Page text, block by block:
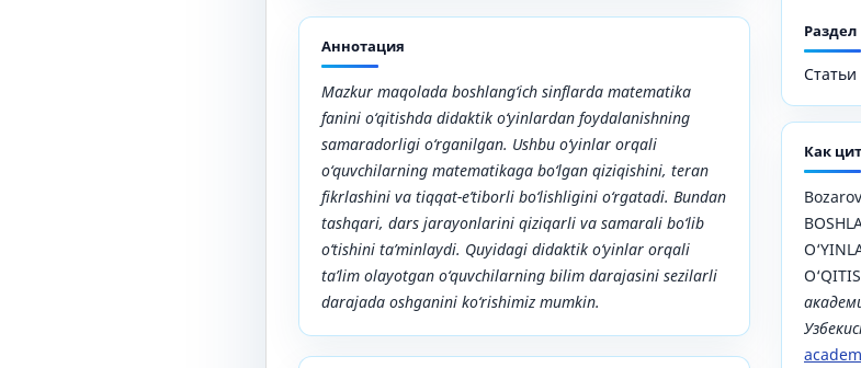
Аннотация
Mazkur maqolada boshlang‘ich sinflarda matematika
fanini o‘qitishda didaktik o‘yinlardan foydalanishning
samaradorligi o‘rganilgan. Ushbu o‘yinlar orqali
o‘quvchilarning matematikaga bo‘lgan qiziqishini, teran
fikrlashini va tiqqat-e’tiborli bo‘lishligini o‘rgatadi. Bundan
tashqari, dars jarayonlarini qiziqarli va samarali bo‘lib
o‘tishini ta’minlaydi. Quyidagi didaktik o‘yinlar orqali
ta’lim olayotgan o‘quvchilarning bilim darajasini sezilarli
darajada oshganini ko‘rishimiz mumkin.
Раздел
Статьи
Как